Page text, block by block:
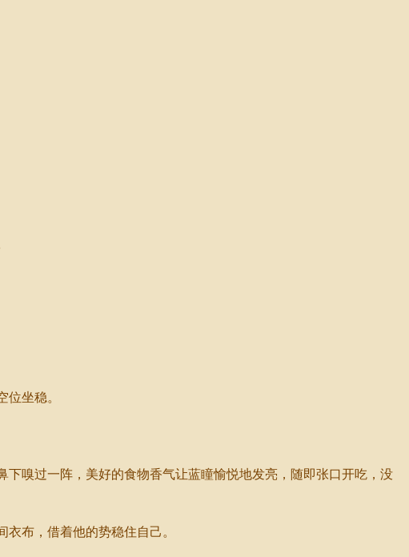
坐稳。
嗅过一阵，美好的食物香气让蓝瞳愉悦地发亮，随即张口开吃，没
布，借着他的势稳住自己。